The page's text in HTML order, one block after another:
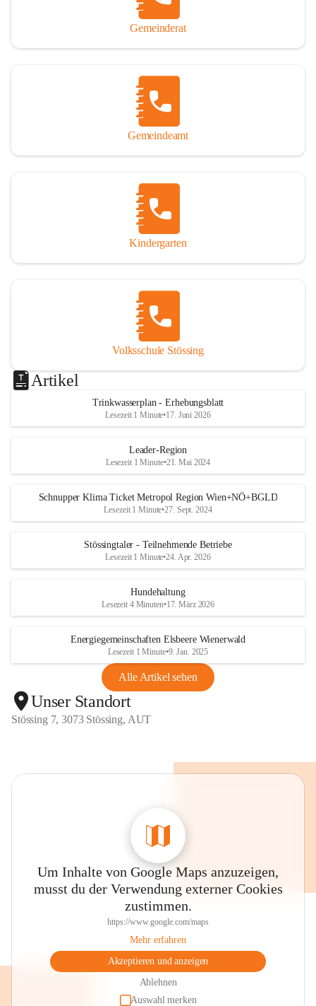
Gemeinderat
Gemeindeamt
Kindergarten
Volksschule Stössing
Artikel
Trinkwasserplan - Erhebungsblatt
Lesezeit 1 Minute•17. Juni 2026
Leader-Region
Lesezeit 1 Minute•21. Mai 2024
Schnupper Klima Ticket Metropol Region Wien+NÖ+BGLD
Lesezeit 1 Minute•27. Sept. 2024
Stössingtaler - Teilnehmende Betriebe
Lesezeit 1 Minute•24. Apr. 2026
Hundehaltung
Lesezeit 4 Minuten•17. März 2026
Energiegemeinschaften Elsbeere Wienerwald
Lesezeit 1 Minute•9. Jan. 2025
Alle Artikel sehen
Unser Standort
Stössing 7, 3073 Stössing, AUT
Um Inhalte von Google Maps anzuzeigen,
musst du der Verwendung externer Cookies
zustimmen.
https://www.google.com/maps
Mehr erfahren
Akzeptieren und anzeigen
Ablehnen
Auswahl merken